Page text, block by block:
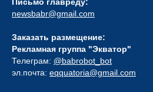
Письмо главреду:
newsbabr@gmail.com
Заказать размещение:
Рекламная группа "Экватор"
Телеграм: @babrobot_bot
эл.почта: eqquatoria@gmail.com